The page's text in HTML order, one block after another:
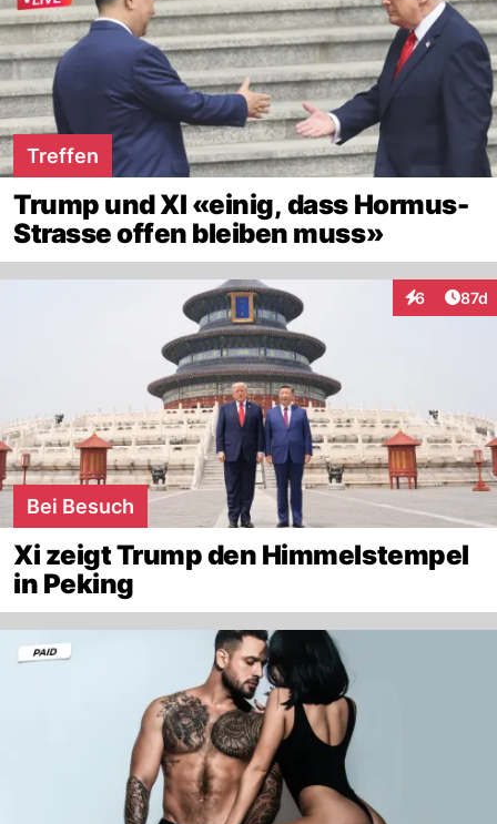
Treffen
Trump und XI «einig, dass Hormus-
Strasse offen bleiben muss»
6
Interaktionen
87d
Bei Besuch
Xi zeigt Trump den Himmelstempel
in Peking